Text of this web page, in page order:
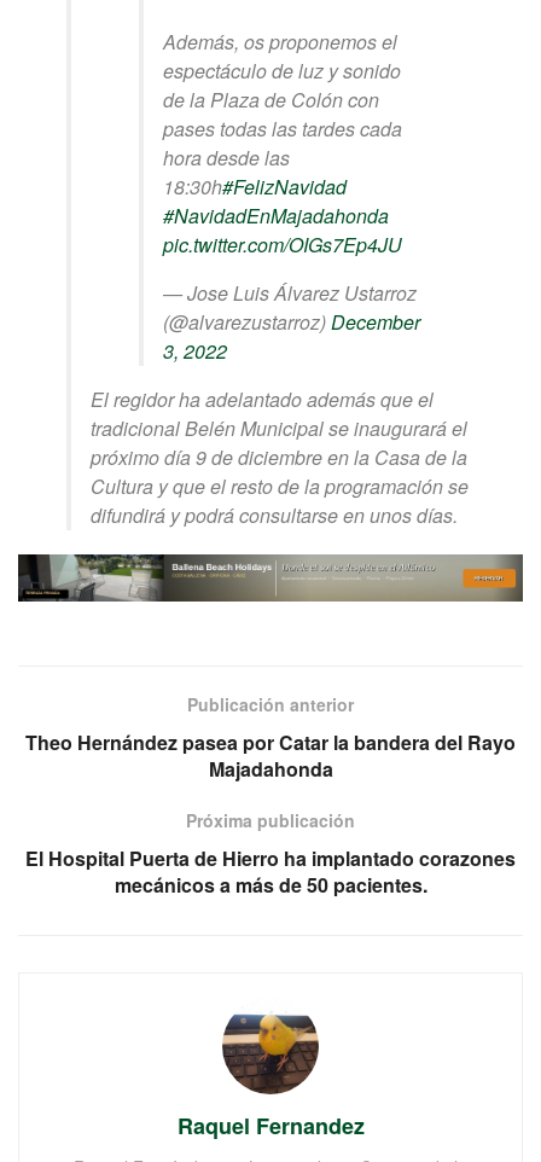
Además, os proponemos el
espectáculo de luz y sonido
de la Plaza de Colón con
pases todas las tardes cada
hora desde las
18:30h#FelizNavidad
#NavidadEnMajadahonda
pic.twitter.com/OIGs7Ep4JU
— Jose Luis Álvarez Ustarroz
(@alvarezustarroz)December
3, 2022
El regidor ha adelantado además que el
tradicional Belén Municipal se inaugurará el
próximo día 9 de diciembre en la Casa de la
Cultura y que el resto de la programación se
difundirá y podrá consultarse en unos días.
Publicación anterior
Theo Hernández pasea por Catar la bandera del Rayo
Majadahonda
Próxima publicación
El Hospital Puerta de Hierro ha implantado corazones
mecánicos a más de 50 pacientes.
Raquel Fernandez